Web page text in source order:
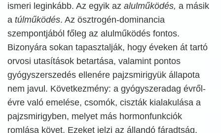
ismeri leginkább. Az egyik az alulműködés, a másik
a túlműködés. Az ösztrogén-dominancia
szempontjából főleg az alulműködés fontos.
Bizonyára sokan tapasztalják, hogy éveken át tartó
orvosi utasítások betartása, valamint pontos
gyógyszerszedés ellenére pajzsmirigyük állapota
nem javul. Következmény: a gyógyszeradag évről-
évre való emelése, csomók, ciszták kialakulása a
pajzsmirigyben, melyet más hormonfunkciók
romlása követ. Ezeket jelzi az állandó fáradtság,